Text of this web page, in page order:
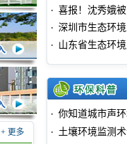
+ 更多
喜报！沈秀娥
深圳市生态环
山东省生态环
你知道城市声
土壤环境监测